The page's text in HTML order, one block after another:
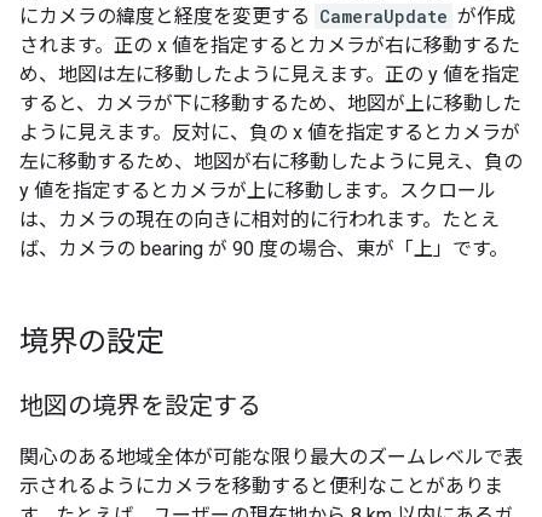
にカメラの緯度と経度を変更する CameraUpdate が作成
されます。正の x 値を指定するとカメラが右に移動するた
め、地図は左に移動したように見えます。正の y 値を指定
すると、カメラが下に移動するため、地図が上に移動した
ように見えます。反対に、負の x 値を指定するとカメラが
左に移動するため、地図が右に移動したように見え、負の
y 値を指定するとカメラが上に移動します。スクロール
は、カメラの現在の向きに相対的に行われます。たとえ
ば、カメラの bearing が 90 度の場合、東が「上」です。
境界の設定
地図の境界を設定する
関心のある地域全体が可能な限り最大のズームレベルで表
示されるようにカメラを移動すると便利なことがありま